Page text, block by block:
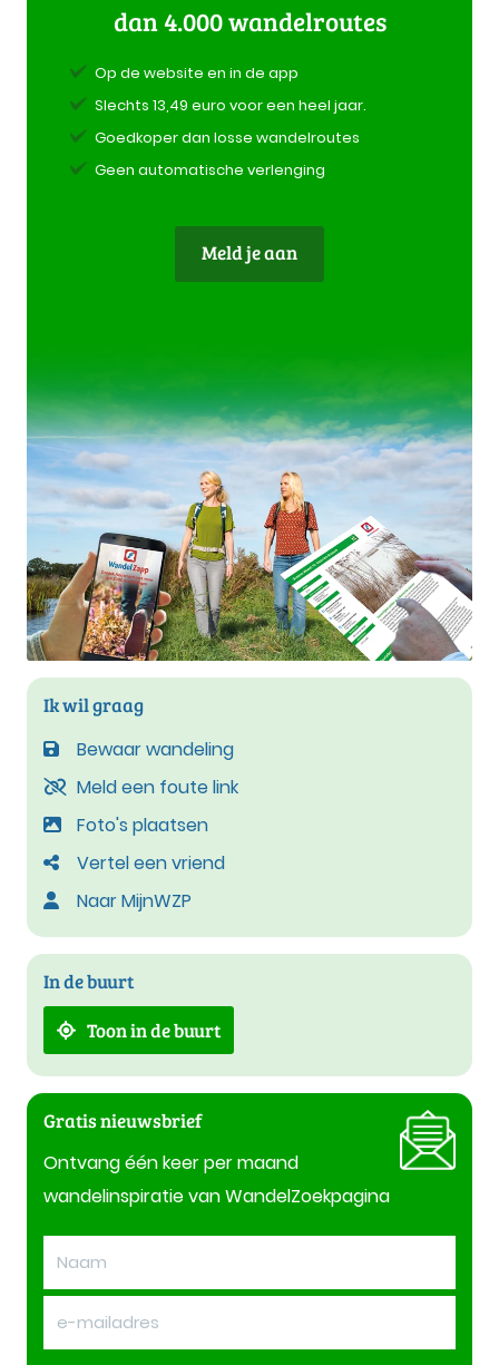
dan 4.000 wandelroutes
Op de website en in de app
Slechts 13,49 euro voor een heel jaar.
Goedkoper dan losse wandelroutes
Geen automatische verlenging
Meld je aan
Ik wil graag
Bewaar wandeling
Meld een foute link
Foto's plaatsen
Vertel een vriend
Naar MijnWZP
In de buurt
Toon in de buurt
Gratis nieuwsbrief
Ontvang één keer per maand
wandelinspiratie van WandelZoekpagina